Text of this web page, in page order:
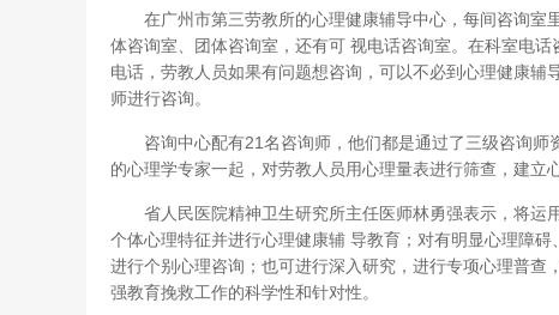
在广州市第三劳教所的心理健康辅导中心，每间咨询室
体咨询室、团体咨询室，还有可 视电话咨询室。在科室电
电话，劳教人员如果有问题想咨询，可以不必到心理健康
师进行咨询。
咨询中心配有21名咨询师，他们都是通过了三级咨询师
的心理学专家一起，对劳教人员用心理量表进行筛查，建立
省人民医院精神卫生研究所主任医师林勇强表示，将运
个体心理特征并进行心理健康辅 导教育；对有明显心理障
进行个别心理咨询；也可进行深入研究，进行专项心理普
强教育挽救工作的科学性和针对性。